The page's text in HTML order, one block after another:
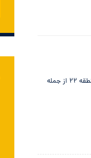
رهن و اجاره تخصصی منطقه ۲۲ رهن و اجاره تخصصی منطقه ۲۲ از جمله